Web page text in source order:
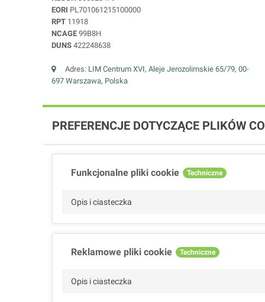
EORI PL701061215100000
RPT 11918
NCAGE 99B8H
DUNS 422248638
Adres: LIM Centrum XVI, Aleje Jerozolimskie 65/79, 00-
697 Warszawa, Polska
PREFERENCJE DOTYCZĄCE PLIKÓW
Funkcjonalne pliki cookie Techniczne
Opis i ciasteczka
Reklamowe pliki cookie Techniczne
Opis i ciasteczka